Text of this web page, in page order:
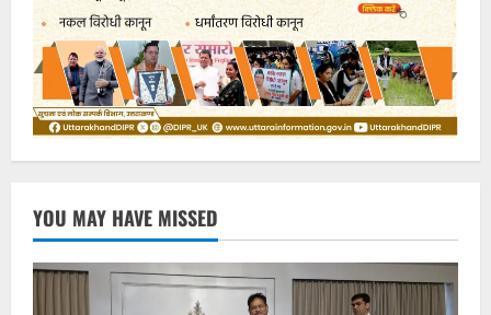
YOU MAY HAVE MISSED